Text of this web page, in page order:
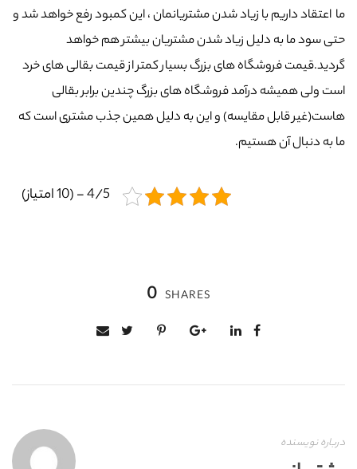
ما اعتقاد داریم با زیاد شدن مشتریانمان ، این کمبود رفع خواهد شد و
حتی سود ما به دلیل زیاد شدن مشتریان بیشتر هم خواهد
گردید.قیمت فروشگاه های بزرگ بسیار کمتر از قیمت بقالی های خرد
است ولی همیشه درآمد فروشگاه های بزرگ چندین برابر بقالی
هاست(غیر قابل مقایسه) و این به دلیل همین جذب مشتری است که
ما به دنبال آن هستیم.
4/5 - (10 امتیاز)
0 SHARES
درباره نویسنده